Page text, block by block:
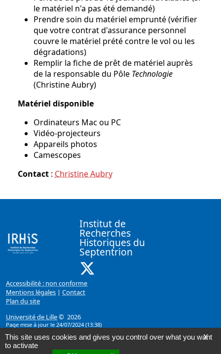
le matériel n'a pas été demandé)
Prendre soin du matériel emprunté (vérifier
que votre contrat d'assurance personnel
couvre le matériel prété contre le vol ou les
dégradations)
Remplir la fiche de prêt de matériel auprès
de la responsable du Pôle Technologie
(Christine Aubry)
Matériel disponible
Ordinateurs Mac ou PC
Vidéo-projecteurs
Appareils photos
Camescopes
Contact : Christine Aubry
Institut de
Recherches
Historiques du
Septentrion
Accessibilité : non conforme
Mentions légales | Contact
Plan du site
Université de Lille© 2026
Page mise à jour le 24/07/2024 (13:38)
X
This site uses cookies and gives you control over what you want
to activate